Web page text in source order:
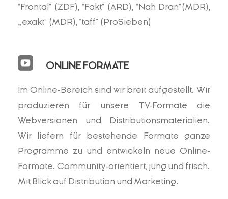
“Frontal” (ZDF), “Fakt” (ARD), “Nah Dran”(MDR),
„exakt“ (MDR), “taff” (ProSieben)
ONLINE FORMATE
Im Online-Bereich sind wir breit aufgestellt. Wir
produzieren für unsere TV-Formate die
Webversionen und Distributionsmaterialien.
Wir liefern für bestehende Formate ganze
Programme zu und entwickeln neue Online-
Formate. Community-orientiert, jung und frisch.
Mit Blick auf Distribution und Marketing.